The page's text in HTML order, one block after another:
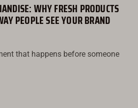
WHY FRESH PRODUCTS
PEOPLE SEE YOUR BRAND
that happens before someone